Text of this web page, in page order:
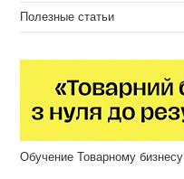
Полезные статьи
Обучение Товарному бизнесу